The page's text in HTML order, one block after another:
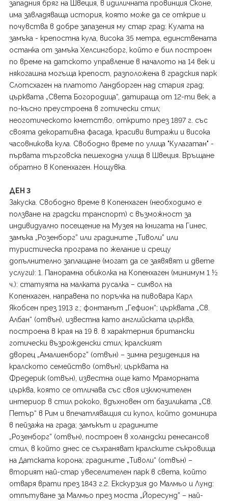
западния бряг на Швеция, в идиличната провинция Сконе,
има завладяваща история, която може да се открие и
почувства в добре запазения му стар град: Кулата на
замъка - крепостна кула, висока 35 метра, единствената
останка от замъка Хелсингборг, който е бил построен
по време на датското управление в началото на 14 век и
някогашна могъща крепост, разположена в градския парк
Слотсхаген на платото Ландборген над стария град;
църквата „Света Богородица“, датираща от 12-ти век, а
по-късно преустроена в готически стил;
неоготическото кметство, открито през 1897 г. със
своята декоративна фасада, красиви витражи и висока
часовникова кула. Свободно време по улица "Кулагатан" -
първата търговска пешеходна улица в Швеция. Връщане
обратно в Копенхаген. Нощувка.
ДЕН 3
Закуска. Свободно време в Копенхаген (необходимо е
ползване на градски транспорт) с възможност за
индивидуално посещение на Музея на книгата на Гинес,
замъка „Розенборг” или градините „Тиволи” или
туристическа програма по желание и срещу
допълнително заплащане (могат да се заявявят и двете
услуги): 1. Панорамна обиколка на Копенхаген (минимум 1 ½
ч.): статуята на малката русалка – символ на
Копенхаген, направена по поръчка на пивовара Карл
Якобсен през 1913 г.; фонтанът „Гефион“; църквата „Св.
Албан“ (отвън), известна като английската църква,
построена в края на 19 в. в характерния британски
готически възрожденски стил; кралският
дворец „Амалиенборг” (отвън) – зимна резиденция на
кралското семейство (отвън); църквата на
Фредерик (отвън), известна още като Мраморната
църква, която се отличава със своя изключителен
интериор в стил рококо, вдъхновен от базиликата „Св.
Петър“ в Рим и впечатляващия си купол, който доминира
в пейзажа на града; замъкът и градините
„Розенборг” (отвън), построен в холандски ренесансов
стил, в който днес се съхраняват кралските съкровища
на Датската корона; градините „Тиволи“ (отвън) –
вторият най-стар увеселителен парк в света, който
отваря врати през 1843 г.2. Екскурзия до Малмьо и Лунд:
отпътуване за Малмьо през моста „Йоресунд” – най-